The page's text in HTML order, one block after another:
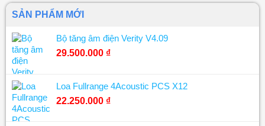
SẢN PHẨM MỚI
Bộ tăng âm điện Verity V4.09
29.500.000 ₫
Loa Fullrange 4Acoustic PCS X12
22.250.000 ₫